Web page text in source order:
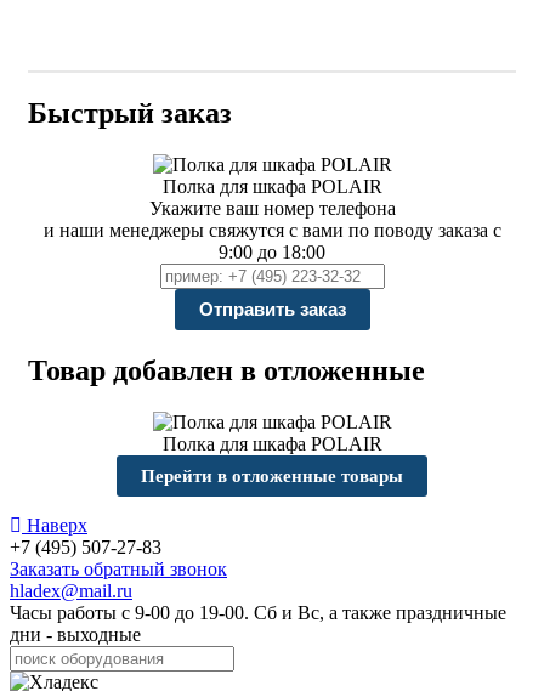
Быстрый заказ
Полка для шкафа POLAIR
Укажите ваш номер телефона
и наши менеджеры свяжутся с вами по поводу заказа с
9:00 до 18:00
Товар добавлен в отложенные
Полка для шкафа POLAIR
Перейти в отложенные товары
Наверх
+7 (495) 507-27-83
Заказать обратный звонок
hladex@mail.ru
Часы работы с 9-00 до 19-00. Сб и Вс, а также праздничные
дни - выходные